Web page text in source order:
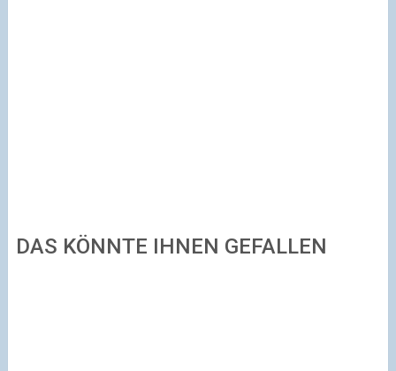
DAS KÖNNTE IHNEN GEFALLEN